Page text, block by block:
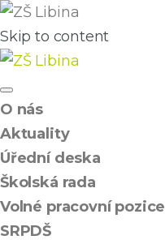
Skip to content
O nás
Aktuality
Úřední deska
Školská rada
Volné pracovní pozice
SRPDŠ